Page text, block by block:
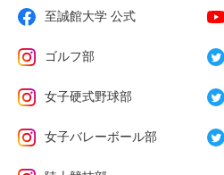
至誠館大学 公式
ゴルフ部
女子硬式野球部
女子バレーボール部